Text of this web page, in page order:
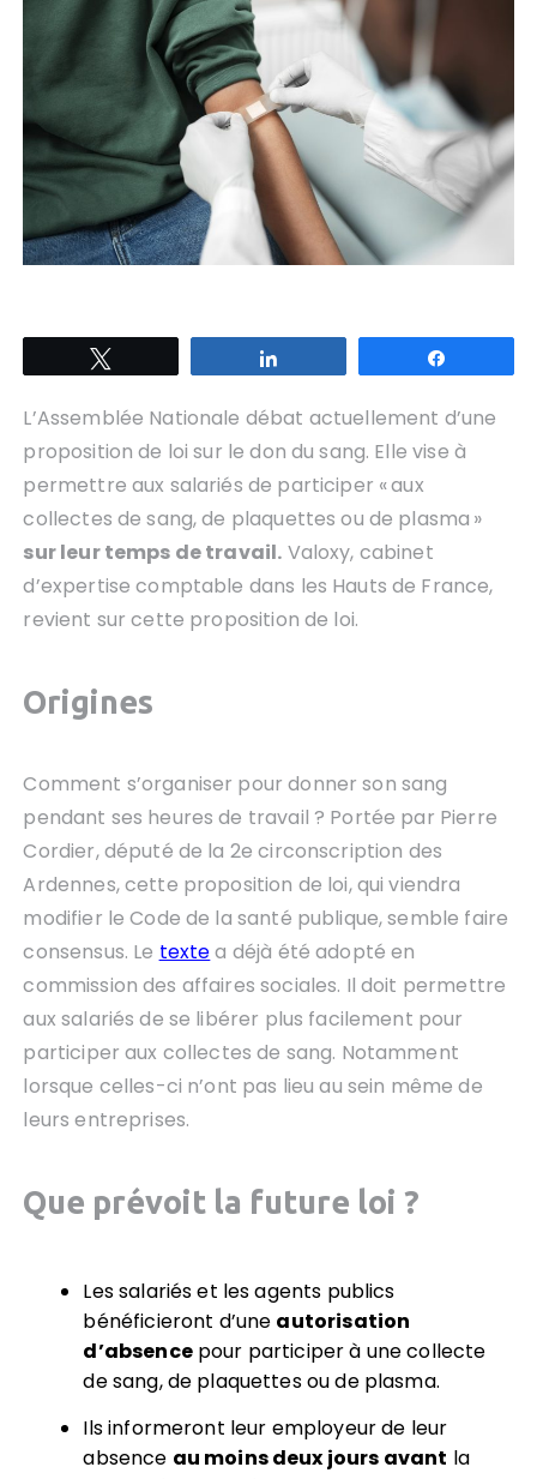
L’Assemblée Nationale débat actuellement d’une
proposition de loi sur le don du sang. Elle vise à
permettre aux salariés de participer « aux
collectes de sang, de plaquettes ou de plasma »
sur leur temps de travail. Valoxy, cabinet
d’expertise comptable dans les Hauts de France,
revient sur cette proposition de loi.
Origines
Comment s’organiser pour donner son sang
pendant ses heures de travail ? Portée par Pierre
Cordier, député de la 2e circonscription des
Ardennes, cette proposition de loi, qui viendra
modifier le Code de la santé publique, semble faire
consensus. Le textea déjà été adopté en
commission des affaires sociales. Il doit permettre
aux salariés de se libérer plus facilement pour
participer aux collectes de sang. Notamment
lorsque celles-ci n’ont pas lieu au sein même de
leurs entreprises.
Que prévoit la future loi ?
Les salariés et les agents publics
bénéficieront d’une autorisation
d’absencepour participer à une collecte
de sang, de plaquettes ou de plasma.
Ils informeront leur employeur de leur
absence au moins deux jours avant la